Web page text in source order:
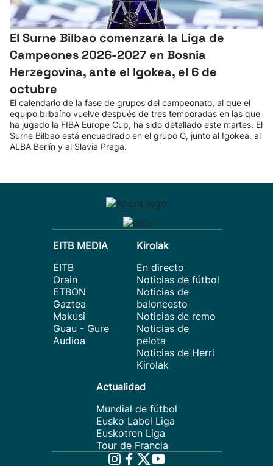
El Surne Bilbao comenzará la Liga de
Campeones 2026-2027 en Bosnia
Herzegovina, ante el Igokea, el 6 de
octubre
El calendario de la fase de grupos del campeonato, al que el
equipo bilbaíno vuelve después de tres temporadas en las que
ha jugado la FIBA Europe Cup, ha sido detallado este martes. El
Surne Bilbao está encuadrado en el grupo G, junto al Igokea, al
ALBA Berlín y al Slavia Praga.
EITB MEDIA
EITB
Orain
ETBON
Gaztea
Makusi
Guau - Gure
Audioa
Kirolak
En directo
Noticias de fútbol
Noticias de
baloncesto
Noticias de remo
Noticias de
pelota
Noticias de Herri
Kirolak
Actualidad
Mundial de fútbol
Eusko Label Liga
Euskotren Liga
Tour de Francia